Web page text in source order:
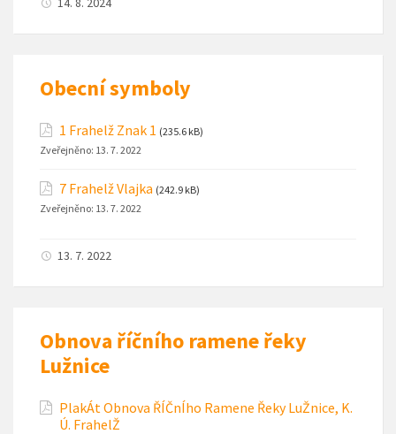
Obecní symboly
1 Frahelž Znak 1 (235.6 kB)
Zveřejněno: 13. 7. 2022
7 Frahelž Vlajka (242.9 kB)
Zveřejněno: 13. 7. 2022
13. 7. 2022
Obnova říčního ramene řeky
Lužnice
PlakÁt Obnova ŘÍČnÍho Ramene Řeky LuŽnice, K.
Ú. FrahelŽ